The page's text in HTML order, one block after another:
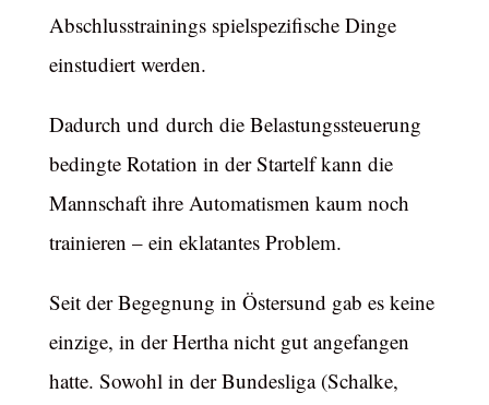
Abschlusstrainings spielspezifische Dinge
einstudiert werden.
Dadurch und durch die Belastungssteuerung
bedingte Rotation in der Startelf kann die
Mannschaft ihre Automatismen kaum noch
trainieren – ein eklatantes Problem.
Seit der Begegnung in Östersund gab es keine
einzige, in der Hertha nicht gut angefangen
hatte. Sowohl in der Bundesliga (Schalke,